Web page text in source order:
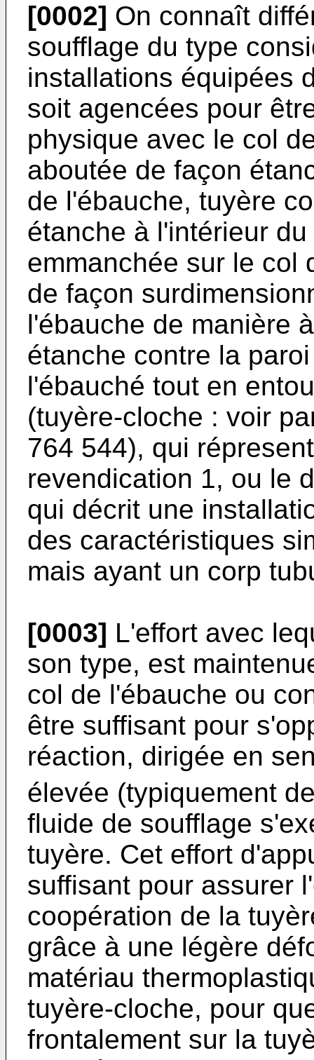
[0002] On connaît
soufflage du type
installations équipées
soit agencées pour
physique avec le col
aboutée de façon
de l'ébauche, tuyère
étanche à l'intérieur
emmanchée sur le col
de façon
l'ébauche de manière
étanche contre la
l'ébauché tout en
(tuyère-cloche : voir
764 544), qui
revendication 1, ou le
qui décrit une
des caractéristiques
mais ayant un corp
[0003] L'effort avec
son type, est
col de l'ébauche ou
être suffisant pour
réaction, dirigée en
élevée (typiquement
fluide de soufflage
tuyère. Cet effort
suffisant pour assurer
coopération de la
grâce à une légère
matériau
tuyère-cloche, pour
frontalement sur la